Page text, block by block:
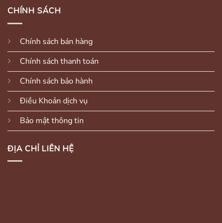
CHÍNH SÁCH
Chính sách bán hàng
Chính sách thanh toán
Chính sách bảo hành
Điều Khoản dịch vụ
Bảo mật thông tin
ĐỊA CHỈ LIÊN HỆ